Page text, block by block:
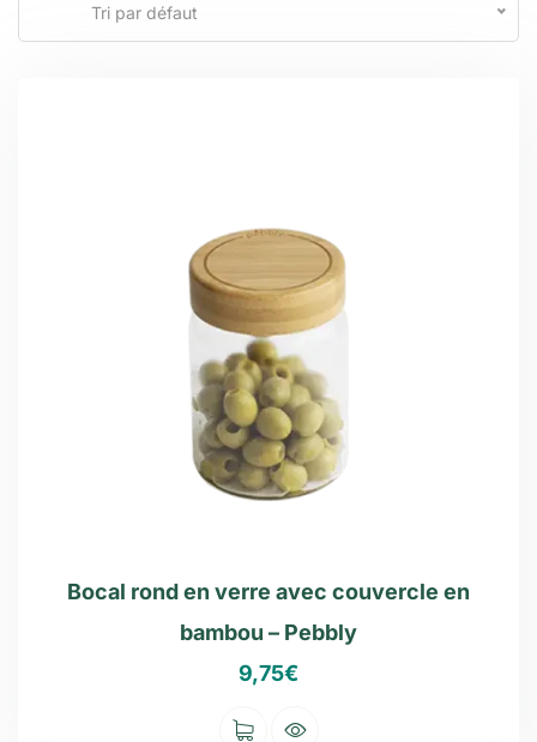
Tri par défaut
Bocal rond en verre avec couvercle en
bambou – Pebbly
9,75€